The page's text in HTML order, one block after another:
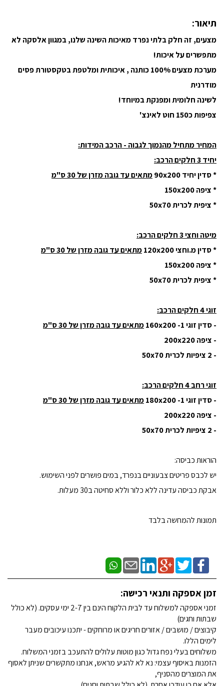
תיאור:
מצעים, זה חלק בלתי נפרד מאיכות השינה שלנו, במגוון אלסקה לא
מתפשרים על איכות!
מערכת מצעים 100% כותנה , איכותית ומלטפת בטקסטורת פסים
מודרנית
לשינה חלומית ומפנקת במיוחד!
צפיפות כ150 חוט לאינצ'
המחיר מתחיל מהנמוך לגבוה - הרכב המידות:
יחיד 3 חלקים הרכב:
* סדין יחיד 90x200
מתאים עד גובה מזרן של 30 ס"מ
* ציפה 150x200
* ציפית לכרית 50x70
מיטה וחצי 3 חלקים הרכב:
* סדין מ.וחצי 120x200
מתאים עד גובה מזרן של 30 ס"מ
* ציפה 150x200
* ציפית לכרית 50x70
זוגי 4 חלקים הרכב:
- סדין זוגי 160x200 -1
מתאים עד גובה מזרן של 30 ס"מ
- ציפה 200x220
- 2 ציפיות לכרית 50x70
זוגי רחב 4 חלקים הרכב:
- סדין זוגי 180x200 -1
מתאים עד גובה מזרן של 30 ס"מ
- ציפה 200x220
- 2 ציפיות לכרית 50x70
הוראות כביסה:
יש לכבס פריטים צבעוניים בנפרד, במים פושרים לפני השימוש.
אבקת כביסה עדינה ללא כלור וללא סחיטה ב30 מעלות.
תמונות להמחשה בלבד
זמן אספקה ותנאי רכישה:
זמני אספקה למשלוח עד לבית הלקוח הינם בין 2-7 ימי עסקים. (לא כולל
שבתות וחגים)
קיבוצים / מושבים / אזורים חריגים או מרוחקים - יתכנו עיכובים מעבר
לימים הללו.
משלוחים בעלי נפח גדול כגון מוטות עלולים להתעכב בזמני המשלוח.
הזמנות באיסוף עצמי: נא לא להגיע מראש, אנחנו מתקשרים שניתן לאסוף
את המוצרים מהסניף,